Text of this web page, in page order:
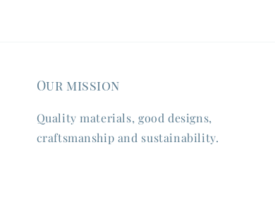
Our mission
Quality materials, good designs,
craftsmanship and sustainability.